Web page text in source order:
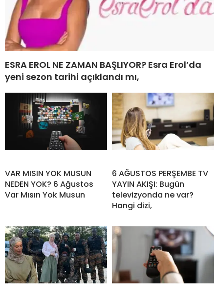
ESRA EROL NE ZAMAN BAŞLIYOR? Esra Erol’da
yeni sezon tarihi açıklandı mı,
VAR MISIN YOK MUSUN
NEDEN YOK? 6 Ağustos
Var Mısın Yok Musun
6 AĞUSTOS PERŞEMBE TV
YAYIN AKIŞI: Bugün
televizyonda ne var?
Hangi dizi,